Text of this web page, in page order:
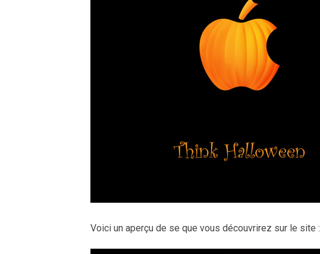
Voici un aperçu de se que vous découvrirez sur le site :